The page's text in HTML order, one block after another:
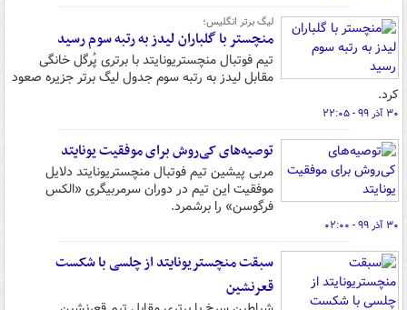
لیگ برتر انگلیس؛
منچستر با گلباران لیدز به رتبه سوم رسید
تیم فوتبال منچستریونایتد با برتری پُرگل خانگی
مقابل لیدز به رتبه سوم جدول لیگ برتر جزیره صعود
کرد.
۳۰ آذر ۹۹ - ۲۲:۰۵
توصیه‌های کی‌روش برای موفقیت یونایتد
مربی پیشین تیم فوتبال منچستریونایتد دلایل
موفقیت این تیم در دوران سرمربیگری «الکس
فرگوسن» را برشمرد.
۳۰ آذر ۹۹ - ۰۲:۰۰
سبقت منچستریونایتد از چلسی با شکست
قعرنشین